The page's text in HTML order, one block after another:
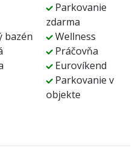
Parkovanie
zdarma
bazén
Wellness
Práčovňa
Eurovíkend
Parkovanie v
objekte